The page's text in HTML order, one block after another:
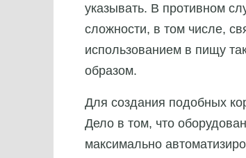
указывать. В противном
сложности, в том числе,
использованием в пищу
образом.
Для создания подобных
Дело в том, что
максимально